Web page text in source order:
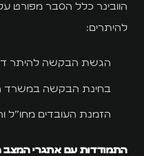
הוובינר כלל הסבר
להיתרים:
הגשת הבקשה להיתר
בחינת הבקשה במשרד
הזמנת העובדים מחו"ל
התמודדות עם אתגרי המצב